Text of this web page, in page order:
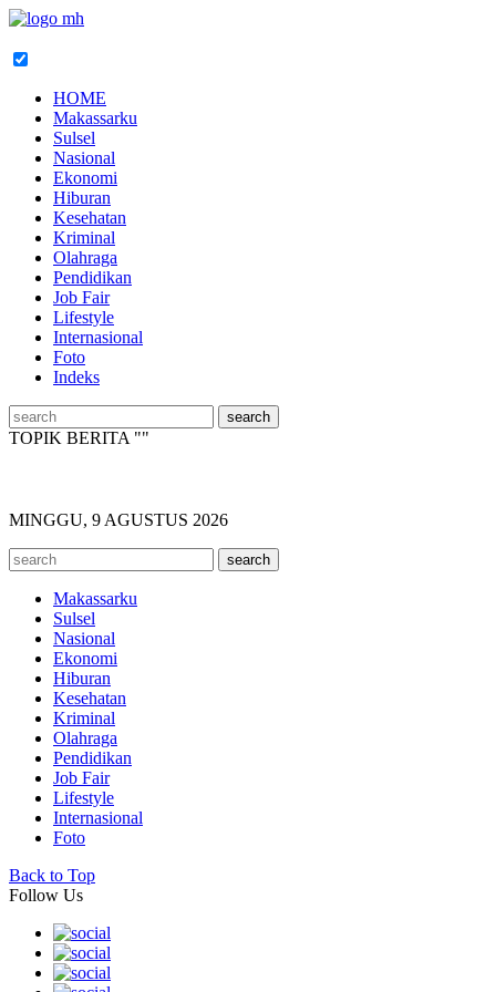
HOME
Makassarku
Sulsel
Nasional
Ekonomi
Hiburan
Kesehatan
Kriminal
Olahraga
Pendidikan
Job Fair
Lifestyle
Internasional
Foto
Indeks
TOPIK BERITA ""
MINGGU, 9 AGUSTUS 2026
Makassarku
Sulsel
Nasional
Ekonomi
Hiburan
Kesehatan
Kriminal
Olahraga
Pendidikan
Job Fair
Lifestyle
Internasional
Foto
Back to Top
Follow Us